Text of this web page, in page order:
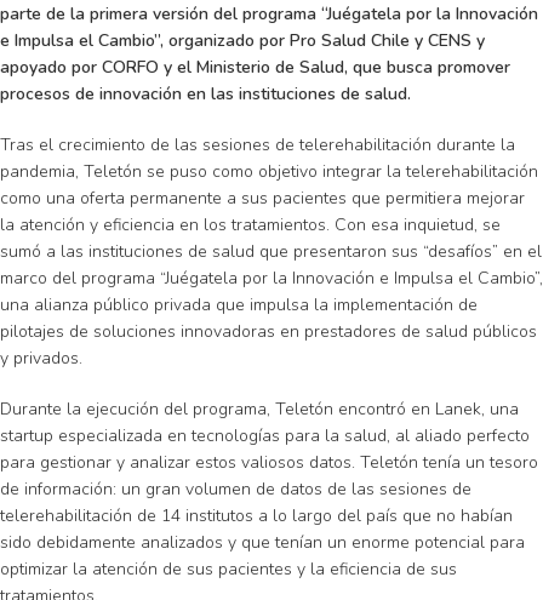
parte de la primera versión del programa “Juégatela por la Innovación
e Impulsa el Cambio”, organizado por Pro Salud Chile y CENS y
apoyado por CORFO y el Ministerio de Salud, que busca promover
procesos de innovación en las instituciones de salud.
Tras el crecimiento de las sesiones de telerehabilitación durante la
pandemia, Teletón se puso como objetivo integrar la telerehabilitación
como una oferta permanente a sus pacientes que permitiera mejorar
la atención y eficiencia en los tratamientos. Con esa inquietud, se
sumó a las instituciones de salud que presentaron sus “desafíos” en el
marco del programa “Juégatela por la Innovación e Impulsa el Cambio”,
una alianza público privada que impulsa la implementación de
pilotajes de soluciones innovadoras en prestadores de salud públicos
y privados.
Durante la ejecución del programa, Teletón encontró en Lanek, una
startup especializada en tecnologías para la salud, al aliado perfecto
para gestionar y analizar estos valiosos datos. Teletón tenía un tesoro
de información: un gran volumen de datos de las sesiones de
telerehabilitación de 14 institutos a lo largo del país que no habían
sido debidamente analizados y que tenían un enorme potencial para
optimizar la atención de sus pacientes y la eficiencia de sus